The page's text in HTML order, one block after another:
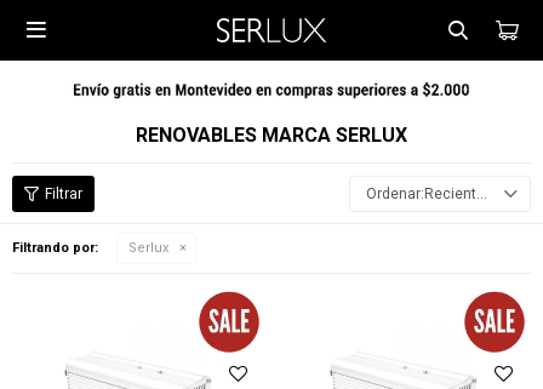

RENOVABLES MARCA SERLUX
Recientes
Filtrando por: Serlux